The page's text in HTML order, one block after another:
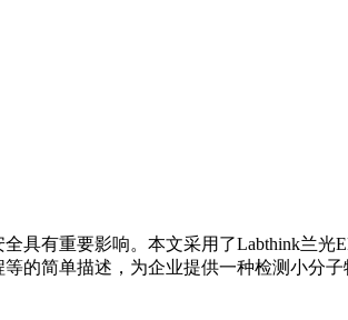
具有重要影响。本文采用了Labthink兰光
的简单描述，为企业提供一种检测小分子